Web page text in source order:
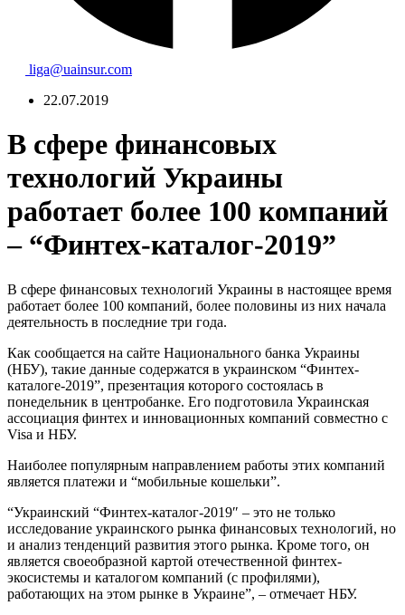
liga@uainsur.com
22.07.2019
В сфере финансовых
технологий Украины
работает более 100 компаний
– “Финтех-каталог-2019”
В сфере финансовых технологий Украины в настоящее время
работает более 100 компаний, более половины из них начала
деятельность в последние три года.
Как сообщается на сайте Национального банка Украины
(НБУ), такие данные содержатся в украинском “Финтех-
каталоге-2019”, презентация которого состоялась в
понедельник в центробанке. Его подготовила Украинская
ассоциация финтех и инновационных компаний совместно с
Visa и НБУ.
Наиболее популярным направлением работы этих компаний
является платежи и “мобильные кошельки”.
“Украинский “Финтех-каталог-2019″ – это не только
исследование украинского рынка финансовых технологий, но
и анализ тенденций развития этого рынка. Кроме того, он
является своеобразной картой отечественной финтех-
экосистемы и каталогом компаний (с профилями),
работающих на этом рынке в Украине”, – отмечает НБУ.